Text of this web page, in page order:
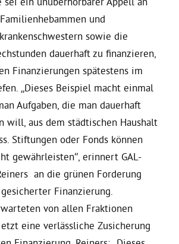
und
sowie die
dauerhaft zu finanzieren,
Finanzierungen spätestens im
„Dieses Beispiel macht einmal
Aufgaben, die man dauerhaft
will, aus dem städtischen Haushalt
Stiftungen oder Fonds können
gewährleisten“, erinnert GAL-
an die grünen Forderung
Finanzierung.
von allen Fraktionen
eine verlässliche Zusicherung